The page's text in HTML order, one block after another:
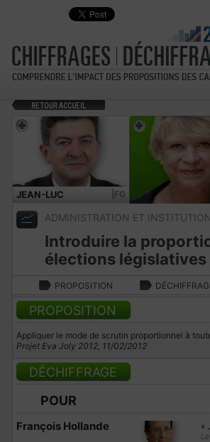
JEAN-LUC
MÉLENCHON
|FG
ADMINISTRATION ET
Introduire la
élections législatives
PROPOSITION
PROPOSITION
Appliquer le mode de scrutin proportionnel à
Projet Eva Joly 2012, 11/02/2012
DÉCHIFFRAGE
POUR
François Hollande «